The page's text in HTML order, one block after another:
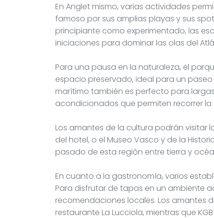
En Anglet mismo, varias actividades
famoso por sus amplias playas y sus
principiante como experimentado, las
iniciaciones para dominar las olas del
Para una pausa en la naturaleza, el
espacio preservado, ideal para un
marítimo también es perfecto para
acondicionados que permiten recorrer
Los amantes de la cultura podrán visitar
del hotel, o el Museo Vasco y de la
pasado de esta región entre tierra y
En cuanto a la gastronomía, varios
Para disfrutar de tapas en un ambiente
recomendaciones locales. Los amantes
restaurante La Lucciola, mientras que